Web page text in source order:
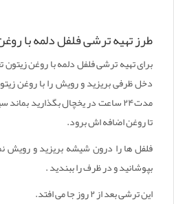
طرز تهیه ترشی فلفل دلمه با
برای تهیه ترشی فلفل دلمه با روغن
دخل ظرفی بریزید و رویش را با روغن
مدت۲۴ ساعت در یخچال بگذارید
تا روغن اضافه اش برود.
فلفل ها را درون شیشه بریزید و رویش
بپوشانید و در ظرف را ببندید .
این ترشی بعد از ۲ روز جا می افتد.